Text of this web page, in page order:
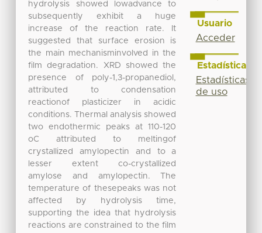
hydrolysis showed lowadvance to
subsequently exhibit a huge
increase of the reaction rate. It
suggested that surface erosion is
the main mechanisminvolved in the
film degradation. XRD showed the
presence of poly-1,3-propanediol,
attributed to condensation
reactionof plasticizer in acidic
conditions. Thermal analysis showed
two endothermic peaks at 110-120
oC attributed to meltingof
crystallized amylopectin and to a
lesser extent co-crystallized
amylose and amylopectin. The
temperature of thesepeaks was not
affected by hydrolysis time,
supporting the idea that hydrolysis
reactions are constrained to the film
Usuario
Acceder
Estadísticas
Estadísticas
de uso